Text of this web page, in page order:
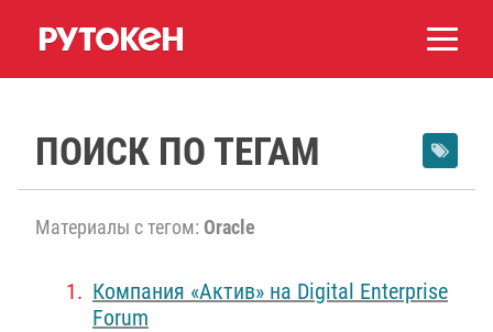
ПОИСК ПО ТЕГАМ
Материалы с тегом: Oracle
Компания «Актив» на Digital Enterprise
Forum